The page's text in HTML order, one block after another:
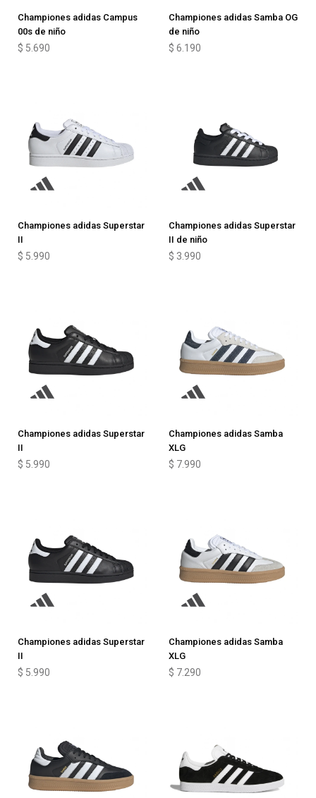
Championes adidas Campus
00s de niño
$ 5.690
Championes adidas Samba OG
de niño
$ 6.190
Championes adidas Superstar
II
$ 5.990
Championes adidas Superstar
II de niño
$ 3.990
Championes adidas Superstar
II
$ 5.990
Championes adidas Samba
XLG
$ 7.990
Championes adidas Superstar
II
$ 5.990
Championes adidas Samba
XLG
$ 7.290